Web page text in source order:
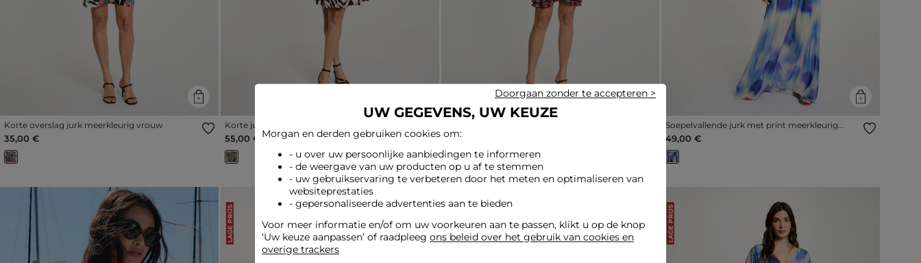
Korte overslag jurk meerkleurig vrouw
35,00 €
Korte jurk met V-hals meerkleurig vrouw
55,00 €
vrouw
39,00 €
Soepelvallende jurk met print meerkleurig
vrouw
49,00 €
LAGE PRIJS LAGE PRIJS LAGE PRIJS
UW GEGEVENS, UW KEUZE
Morgan en derden gebruiken cookies om:
- u over uw persoonlijke aanbiedingen te informeren
- de weergave van uw producten op u af te stemmen
- uw gebruikservaring te verbeteren door het meten en optimaliseren van
websiteprestaties
- gepersonaliseerde advertenties aan te bieden
Voor meer informatie en/of om uw voorkeuren aan te passen, klikt u op de knop
‘Uw keuze aanpassen’ of raadpleeg ons beleid over het gebruik van cookies en
overige trackers
Doorgaan zonder te accepteren >